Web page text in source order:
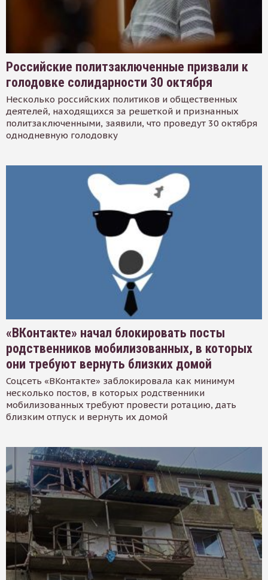
Российские политзаключенные призвали к
голодовке солидарности 30 октября
Несколько российских политиков и общественных
деятелей, находящихся за решеткой и признанных
политзаключенными, заявили, что проведут 30 октября
однодневную голодовку
«ВКонтакте» начал блокировать посты
родственников мобилизованных, в которых
они требуют вернуть близких домой
Соцсеть «ВКонтакте» заблокировала как минимум
несколько постов, в которых родственники
мобилизованных требуют провести ротацию, дать
близким отпуск и вернуть их домой